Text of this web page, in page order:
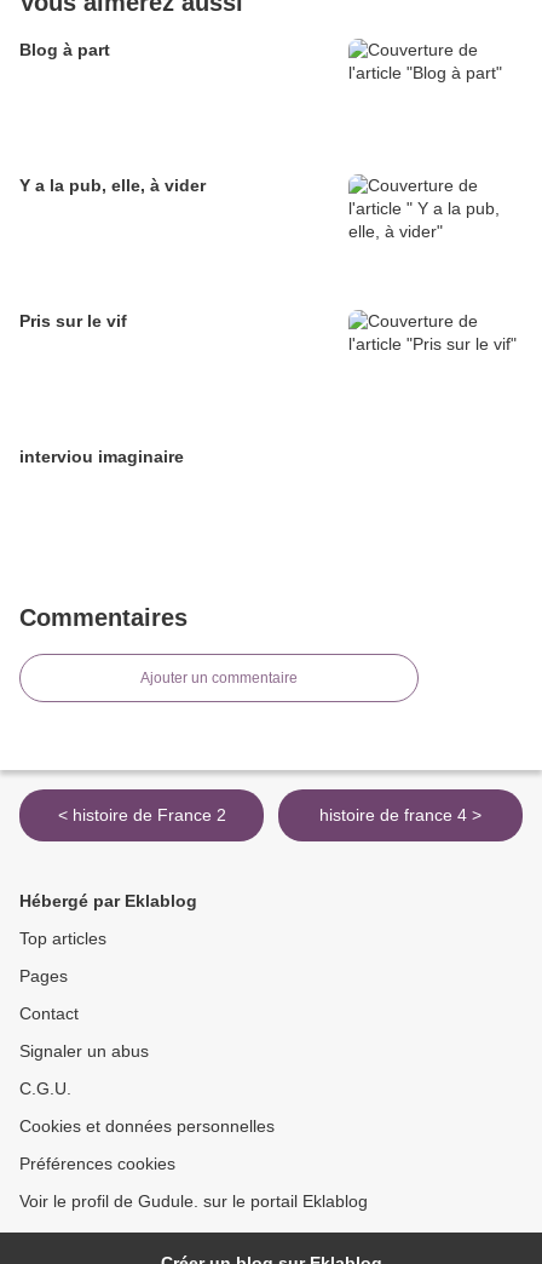
Blog à part
Y a la pub, elle, à vider
Pris sur le vif
interviou imaginaire
Commentaires
Ajouter un commentaire
< histoire de France 2 histoire de france 4 >
Hébergé par Eklablog
Top articles
Pages
Contact
Signaler un abus
C.G.U.
Cookies et données personnelles
Préférences cookies
Voir le profil de Gudule. sur le portail Eklablog